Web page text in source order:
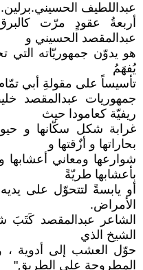
عبداللطيف الحسيني.برلين.
أربعةُ عقودٍ مرّت
عبدالمقصد الحسيني و
هو يدوّن جمهوريّاته التي
يُفهَمُ
تأسيساً على مقولةِ أبي
جمهوريات عبدالمقصد
ريفيّة كعامودا حيث
غرابة شكل سكّانها و
بحاراتها و أزٌقتها و
شوارعها ومعاني أعشابها
بأعشابها طريّةً
أو يابسةً لتتحوّل على
اﻷمراض.
الشاعر عبدالمقصد كَتَبَ
الشيخ الذي
حوّل العشب إلى أدوية ،
المطروحة على الطريق"